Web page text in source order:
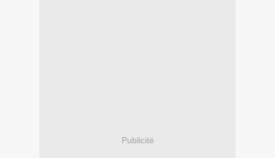
Publicité